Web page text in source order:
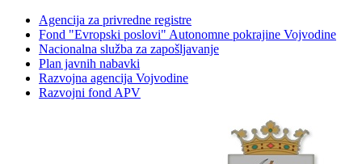
Agencija za privredne registre
Fond "Evropski poslovi" Autonomne pokrajine Vojvodine
Nacionalna služba za zapošljavanje
Plan javnih nabavki
Razvojna agencija Vojvodine
Razvojni fond APV